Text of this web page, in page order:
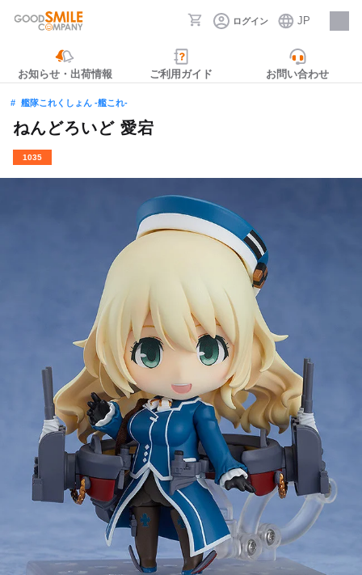
ログイン JP
採用情報
お知らせ・出荷情報 ご利用ガイド お問い合わせ
艦隊これくしょん ‐艦これ‐
ねんどろいど 愛宕
1035